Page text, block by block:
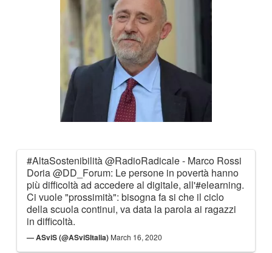
#AltaSostenibilità@RadioRadicale- Marco Rossi
Doria@DD_Forum: Le persone in povertà hanno
più difficoltà ad accedere al digitale, all'#elearning.
Ci vuole "prossimità": bisogna fa si che il ciclo
della scuola continui, va data la parola ai ragazzi
in difficoltà.
— ASviS (@ASviSItalia) March 16, 2020